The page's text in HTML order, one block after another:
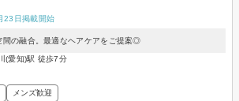
23日掲載開始
間の融合。最適なヘアケアをご提案◎
(愛知)駅 徒歩7分
メンズ歓迎